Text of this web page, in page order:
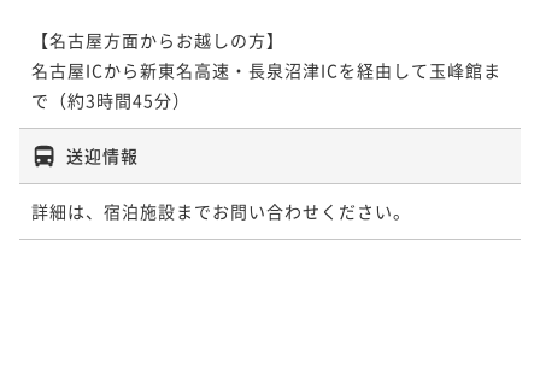
【名古屋方面からお越しの方】
名古屋ICから新東名高速・長泉沼津ICを経由して玉峰館ま
送迎情報
詳細は、宿泊施設までお問い合わせください。